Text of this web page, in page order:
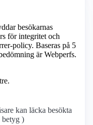
besökarnas
för integritet och
policy. Baseras på 5
är Webperfs.
kan läcka besökta
betyg )